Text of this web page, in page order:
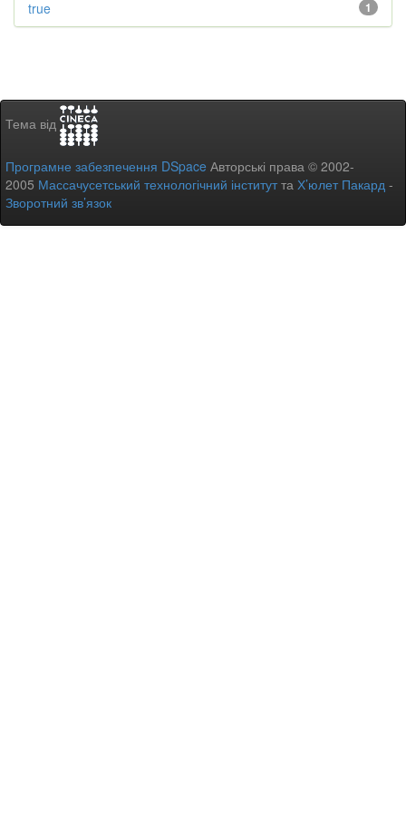
1
true
Тема від
Програмне забезпечення DSpace Авторські права © 2002-
2005 Массачусетський технологічний інститутта Х’юлет Пакард -
Зворотний зв’язок